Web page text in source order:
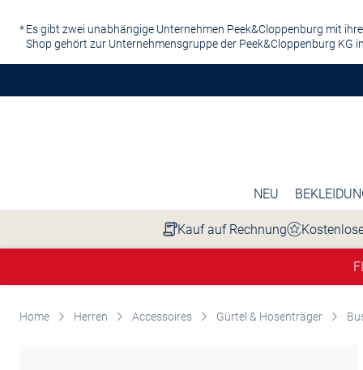
Es gibt zwei unabhängige Unternehmen Peek&Cloppenburg mit
Shop gehört zur Unternehmensgruppe der Peek&Cloppenburg KG
NEU
Kauf auf Rechnung
Home Herren Accessoires Gürtel & Hosenträger